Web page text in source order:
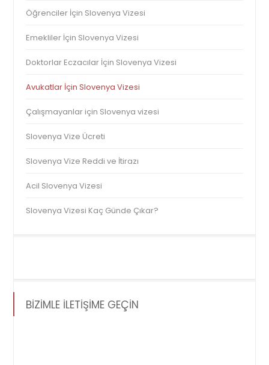
Öğrenciler İçin Slovenya Vizesi
Emekliler İçin Slovenya Vizesi
Doktorlar Eczacılar İçin Slovenya Vizesi
Avukatlar İçin Slovenya Vizesi
Çalışmayanlar için Slovenya vizesi
Slovenya Vize Ücreti
Slovenya Vize Reddi ve İtirazı
Acil Slovenya Vizesi
Slovenya Vizesi Kaç Günde Çıkar?
BİZİMLE İLETİŞİME GEÇİN